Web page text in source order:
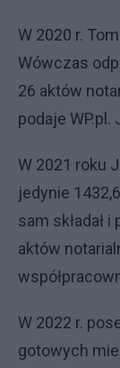
W 2020 r.
Wówczas
26 aktów
podaje WP.pl.
W 2021 roku
jedynie
sam składał
aktów
W 2022 r.
gotowych